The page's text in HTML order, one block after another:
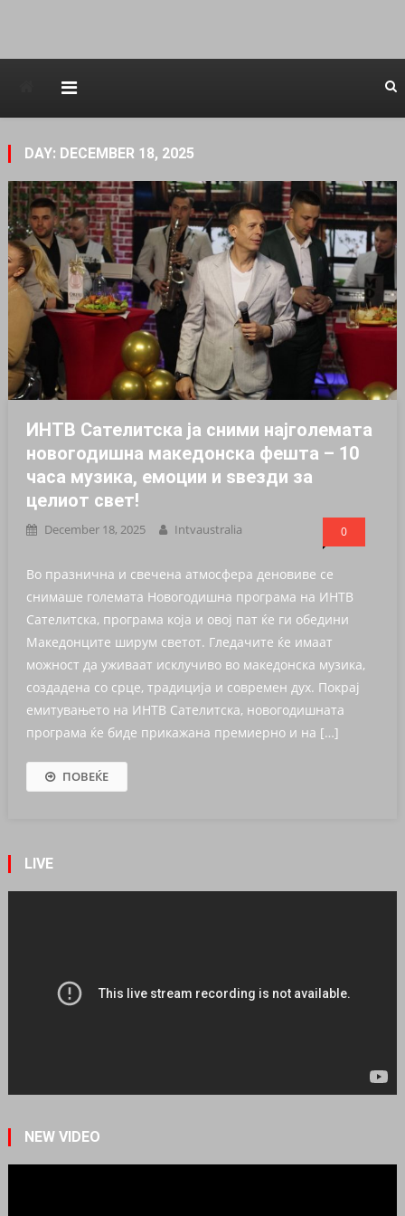
DAY: DECEMBER 18, 2025
ИНТВ Сателитска ја сними најголемата
новогодишна македонска фешта – 10
часа музика, емоции и ѕвезди за
целиот свет!
December 18, 2025 Intvaustralia 0
Во празнична и свечена атмосфера деновиве се
снимаше големата Новогодишна програма на ИНТВ
Сателитска, програма која и овој пат ќе ги обедини
Македонците ширум светот. Гледачите ќе имаат
можност да уживаат исклучиво во македонска музика,
создадена со срце, традиција и современ дух. Покрај
емитувањето на ИНТВ Сателитска, новогодишната
програма ќе биде прикажана премиерно и на […]
ПОВЕЌЕ
LIVE
NEW VIDEO